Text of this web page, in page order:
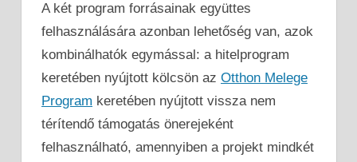
A két program forrásainak együttes
felhasználására azonban lehetőség van, azok
kombinálhatók egymással: a hitelprogram
keretében nyújtott kölcsön az Otthon Melege
Program keretében nyújtott vissza nem
térítendő támogatás önerejeként
felhasználható, amennyiben a projekt mindkét